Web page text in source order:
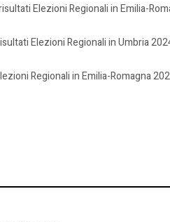
Elezioni Regionali in Emilia-
Elezioni Regionali in Umbria
Regionali in Emilia-Romagna